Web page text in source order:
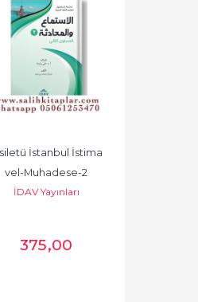
İstanbul İstima
vel-Muhadese-2
İDAV Yayınları
375,00